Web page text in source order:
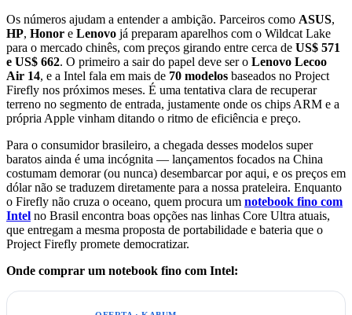
Os números ajudam a entender a ambição. Parceiros como ASUS,
HP, Honor e Lenovo já preparam aparelhos com o Wildcat Lake
para o mercado chinês, com preços girando entre cerca de US$ 571
e US$ 662. O primeiro a sair do papel deve ser o Lenovo Lecoo
Air 14, e a Intel fala em mais de 70 modelos baseados no Project
Firefly nos próximos meses. É uma tentativa clara de recuperar
terreno no segmento de entrada, justamente onde os chips ARM e a
própria Apple vinham ditando o ritmo de eficiência e preço.
Para o consumidor brasileiro, a chegada desses modelos super
baratos ainda é uma incógnita — lançamentos focados na China
costumam demorar (ou nunca) desembarcar por aqui, e os preços em
dólar não se traduzem diretamente para a nossa prateleira. Enquanto
o Firefly não cruza o oceano, quem procura um notebook fino com
Intel no Brasil encontra boas opções nas linhas Core Ultra atuais,
que entregam a mesma proposta de portabilidade e bateria que o
Project Firefly promete democratizar.
Onde comprar um notebook fino com Intel: